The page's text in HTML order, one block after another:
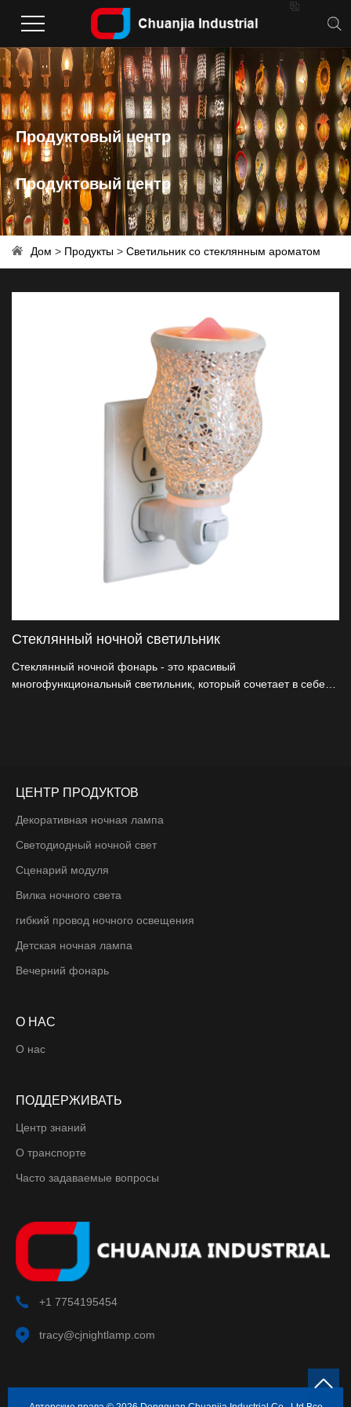

Продуктовый центр
Продуктовый центр
Дом > Продукты > Светильник со стеклянным ароматом
Стеклянный ночной светильник
Стеклянный ночной фонарь - это красивый
многофункциональный светильник, который сочетает в себе
ЦЕНТР ПРОДУКТОВ
Декоративная ночная лампа
Светодиодный ночной свет
Сценарий модуля
Вилка ночного света
гибкий провод ночного освещения
Детская ночная лампа
Вечерний фонарь
О НАС
О нас
ПОДДЕРЖИВАТЬ
Центр знаний
О транспорте
Часто задаваемые вопросы
+1 7754195454
tracy@cjnightlamp.com